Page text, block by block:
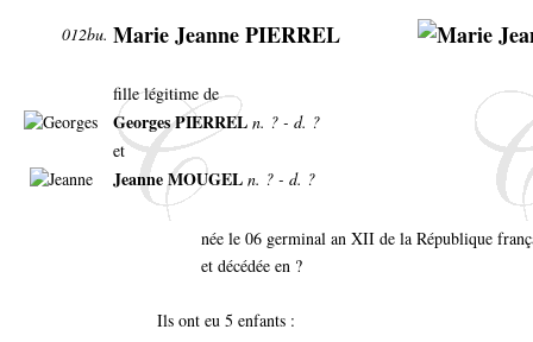
012bu. Marie Jeanne PIERREL
fille légitime de
Georges PIERREL n. ? - d. ?
et
Jeanne MOUGEL n. ? - d. ?
née le 06 germinal an XII de la République
et décédée en ?
Ils ont eu 5 enfants :